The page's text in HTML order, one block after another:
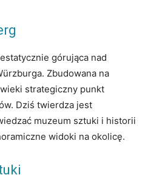
górująca nad
Zbudowana na
strategiczny punkt
Dziś twierdza jest
muzeum sztuki i historii
widoki na okolicę.